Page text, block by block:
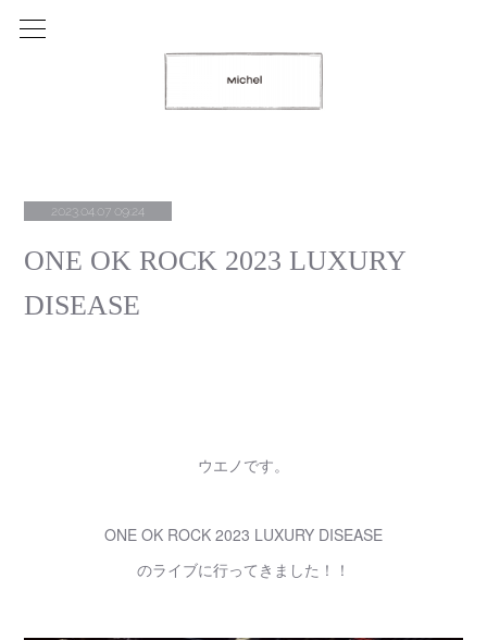
2023.04.07 09:24
ONE OK ROCK 2023 LUXURY
DISEASE
ウエノです。
ONE OK ROCK 2023 LUXURY DISEASE
のライブに行ってきました！！